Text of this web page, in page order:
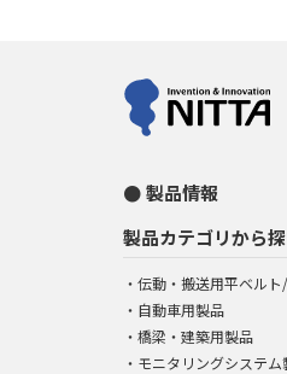
製品情報
製品カテゴリから
伝動・搬送用平ベル
自動車用製品
橋梁・建築用製品
モニタリングシステム